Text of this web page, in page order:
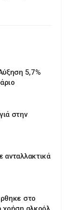
5,7%
στην
ανταλλακτικά
στο